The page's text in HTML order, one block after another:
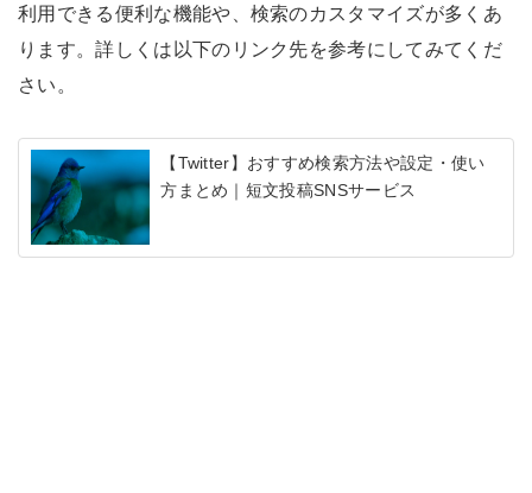
利用できる便利な機能や、検索のカスタマイズが多くあ
ります。詳しくは以下のリンク先を参考にしてみてくだ
さい。
【Twitter】おすすめ検索方法や設定・使い
方まとめ｜短文投稿SNSサービス